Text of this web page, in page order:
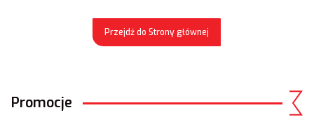
Przejdź do Strony głównej
Promocje